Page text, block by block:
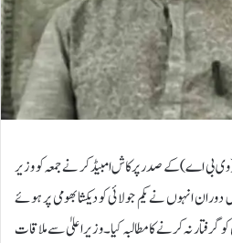
(وی بی اے) کے صدر پرکاش امبیڈکر نے جمعہ کو وزیر
انہوں نے یکم جولائی کو دیکشا بھومی پر ہوئے
گرفتار نہ کرنے کا مطالبہ کیا۔ وزیراعلیٰ سے ملاقات